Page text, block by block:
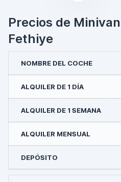
Precios de
Fethiye